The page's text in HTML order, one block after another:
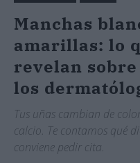
Manchas
amarillas: lo
revelan
los
Tus uñas cambian de
calcio. Te contamos qué
conviene pedir cita.